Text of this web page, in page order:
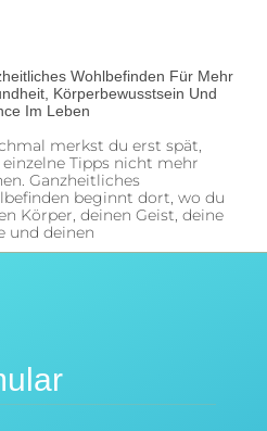
Wohlbefinden Für Mehr
Körperbewusstsein Und
Im Leben
merkst du erst spät,
einzelne Tipps nicht mehr
Ganzheitliches
beginnt dort, wo du
Körper, deinen Geist, deine
und deinen